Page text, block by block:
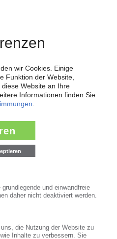
wissen müssen,
Corona und Kunststoff-
die Praxis.